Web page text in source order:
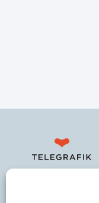
lien avec leurs